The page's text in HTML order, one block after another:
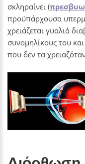
σκληραίνει (
προϋπάρχουσα
χρειάζεται γυαλιά
συνομηλίκους του
που δεν τα